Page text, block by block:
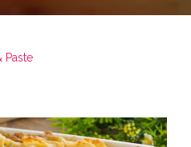
Paste